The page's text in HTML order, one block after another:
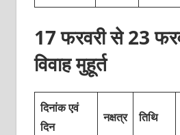
17 फरवरी से 23
विवाह मुहूर्त
दिनांक एवं
दिन
नक्षत्र तिथि